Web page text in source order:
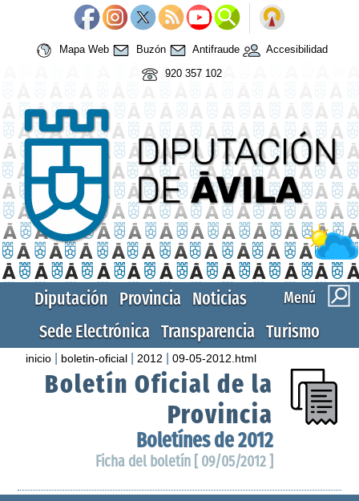
Mapa Web Buzón Antifraude
Accesibilidad
920 357 102
Menú
Diputación Provincia Noticias
Sede Electrónica Transparencia Turismo
inicio boletin-oficial 2012 |09-05-2012.html
Boletín Oficial de la
Provincia
Boletínes de 2012
Ficha del boletín [ 09/05/2012 ]